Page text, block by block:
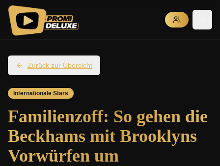
Zurück zur Übersicht
Internationale Stars
Familienzoff: So gehen die
Beckhams mit Brooklyns
Vorwürfen um